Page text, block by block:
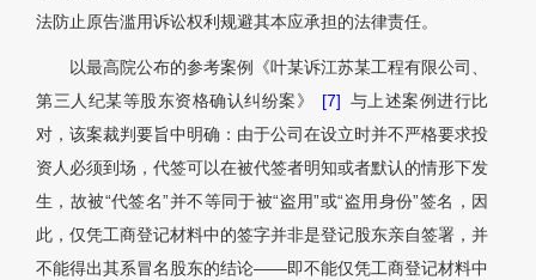
法防止原告滥用诉讼权利规避其本应承担的法律责任。
以最高院公布的参考案例《叶某诉江苏某工程有限公司、
第三人纪某等股东资格确认纠纷案》
[7] 与上述案例进行比
对，该案裁判要旨中明确：由于公司在设立时并不严格要求投
资人必须到场，代签可以在被代签者明知或者默认的情形下发
生，故被“代签名”并不等同于被“盗用”或“盗用身份”签名，因
此，仅凭工商登记材料中的签字并非是登记股东亲自签署，并
不能得出其系冒名股东的结论——即不能仅凭工商登记材料中